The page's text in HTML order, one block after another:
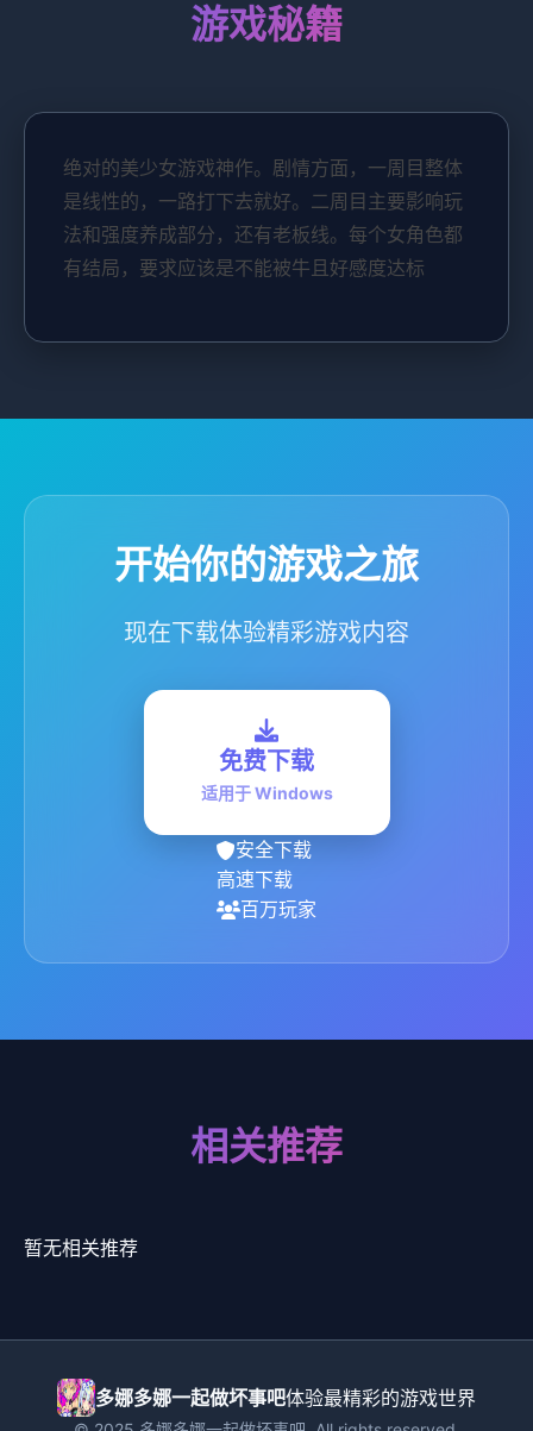
游戏秘籍
绝对的美少女游戏神作。剧情方面，一周目整体
是线性的，一路打下去就好。二周目主要影响玩
法和强度养成部分，还有老板线。每个女角色都
有结局，要求应该是不能被牛且好感度达标
开始你的游戏之旅
现在下载体验精彩游戏内容
免费下载
适用于 Windows
安全下载
高速下载
百万玩家
相关推荐
暂无相关推荐
多娜多娜一起做坏事吧体验最精彩的游戏世界